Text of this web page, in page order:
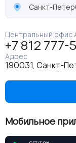
Санкт-
Центральный офис
+7 812 777-
Адрес
190031, Санкт-
Мобильное